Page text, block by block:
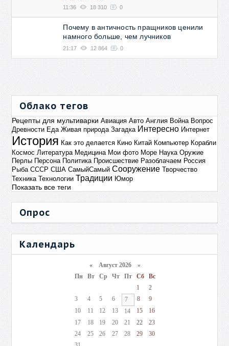
11:36 18 310 0
Почему в античность пращников ценили
намного больше, чем лучников
21:17 12 864 0
Облако тегов
Рецепты для мультиварки Авиация Авто Англия Война Вопрос
Древности Еда Живая природа Загадка Интересно Интернет
История Как это делается Кино Китай Компьютер Корабли
Космос Литература Медицина Мои фото Море Наука Оружие
Перлы Персона Политика Происшествие Разоблачаем Россия
Рыба СССР США СамыйСамый Сооружение Творчество
Техника Технологии Традиции Юмор
Показать все теги
Опрос
Календарь
«Август 2026 »
Пн
Вт Ср Чт Пт Сб
Вс
1
2
3
4 5 6 7 8
9
10
11 12 13 14 15
16
17
18 19 20 21 22
23
24
25 26 27 28 29
30